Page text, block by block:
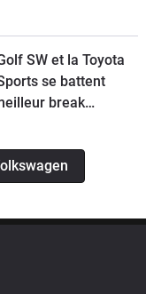
SW et la Toyota
se battent
break